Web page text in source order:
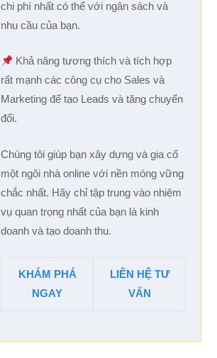
chi phí nhất có thể với ngân sách và
nhu cầu của bạn.
Khả năng tương thích và tích hợp
rất mạnh các công cụ cho Sales và
Marketing để tạo Leads và tăng chuyển
đổi.
Chúng tôi giúp bạn xây dựng và gia cố
một ngôi nhà online với nền móng vững
chắc nhất. Hãy chỉ tập trung vào nhiệm
vụ quan trọng nhất của bạn là kinh
doanh và tạo doanh thu.
KHÁM PHÁ
NGAY
LIÊN HỆ TƯ
VẤN